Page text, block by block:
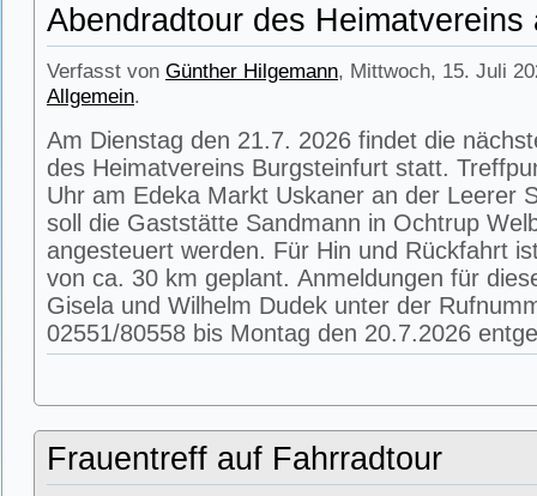
Abendradtour des Heimatvereins
Verfasst von Günther Hilgemann, Mittwoch, 15. Juli
Allgemein.
Am Dienstag den 21.7. 2026 findet die
des Heimatvereins Burgsteinfurt statt.
Uhr am Edeka Markt Uskaner an der Leerer
soll die Gaststätte Sandmann in Ochtrup
angesteuert werden. Für Hin und Rückfahrt
von ca. 30 km geplant. Anmeldungen für
Gisela und Wilhelm Dudek unter der
02551/80558 bis Montag den 20.7.2026
Frauentreff auf Fahrradtour